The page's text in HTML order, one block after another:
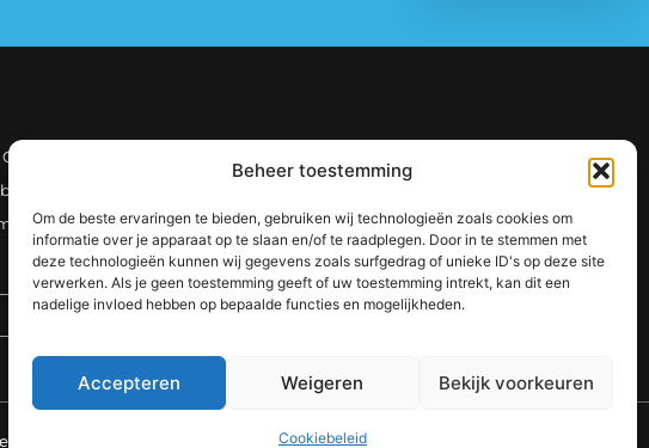
Beheer toestemming
Om de beste ervaringen te bieden, gebruiken wij technologieën zoals cookies om
informatie over je apparaat op te slaan en/of te raadplegen. Door in te stemmen met
deze technologieën kunnen wij gegevens zoals surfgedrag of unieke ID's op deze site
verwerken. Als je geen toestemming geeft of uw toestemming intrekt, kan dit een
nadelige invloed hebben op bepaalde functies en mogelijkheden.
Accepteren Weigeren Bekijk voorkeuren
Cookiebeleid
TOP
Contact
backlinks kopen: zo bouw je stap voor stap aan een sterke online autoriteit
om jouw inkomen te vergroten